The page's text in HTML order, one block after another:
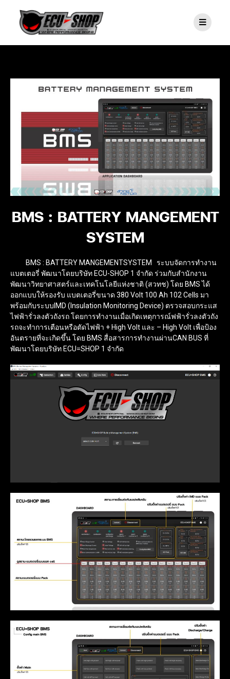
BMS : BATTERY MANGEMENT
SYSTEM
BMS : BATTERY MANGEMENTSYSTEM ระบบจัดการทำงาน
แบตเตอรี่ พัฒนาโดยบริษัท ECU-SHOP 1 จำกัด ร่วมกับสำนักงาน
พัฒนาวิทยาศาสตร์และเทคโนโลยีแห่งชาติ (สวทช) โดย BMS ได้
ออกแบบให้รองรับ แบตเตอรี่ขนาด 380 Volt 100 Ah 102 Cells มา
พร้อมกับระบบIMD (Insulation Monitoring Device) ตรวจสอบกระแส
ไฟฟ้ารั่วลงตัวถังรถ โดยการทำงานเมื่อเกิดเหตุการณ์ฟฟ้ารั่วลงตัวถัง
รถจะทำการเตือนหรือตัดไฟฟ้า + High Volt และ – High Volt เพื่อป้อง
อันตรายที่จะเกิดขึ้น โดย BMS สื่อสารการทำงานผ่านCAN BUS ที่
พัฒนาโดยบริษัท ECU=SHOP 1 จำกัด